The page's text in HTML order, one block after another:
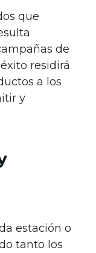
que
de
residirá
a los
y
estación o
tanto los